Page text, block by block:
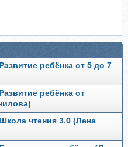
ребёнка от 5 до 7
ребёнка от
чтения 3.0 (Лена